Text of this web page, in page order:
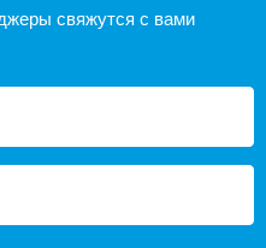
свяжутся с вами